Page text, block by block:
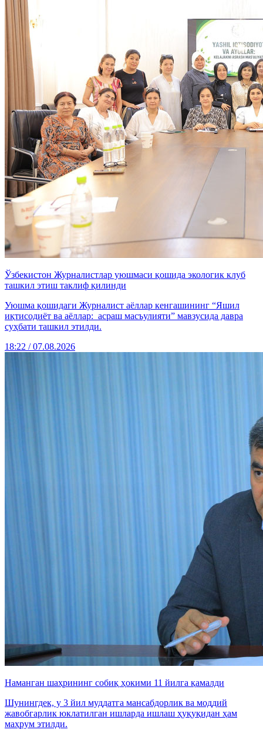
Ўзбекистон Журналистлар уюшмаси қошида экологик клуб
ташкил этиш таклиф қилинди
Уюшма қошидаги Журналист аёллар кенгашининг “Яшил
иқтисодиёт ва аёллар: асраш масъулияти” мавзусида давра
суҳбати ташкил этилди.
18:22 / 07.08.2026
Наманган шаҳрининг собиқ ҳокими 11 йилга қамалди
Шунингдек, у 3 йил муддатга мансабдорлик ва моддий
жавобгарлик юклатилган ишларда ишлаш ҳуқуқидан ҳам
маҳрум этилди.